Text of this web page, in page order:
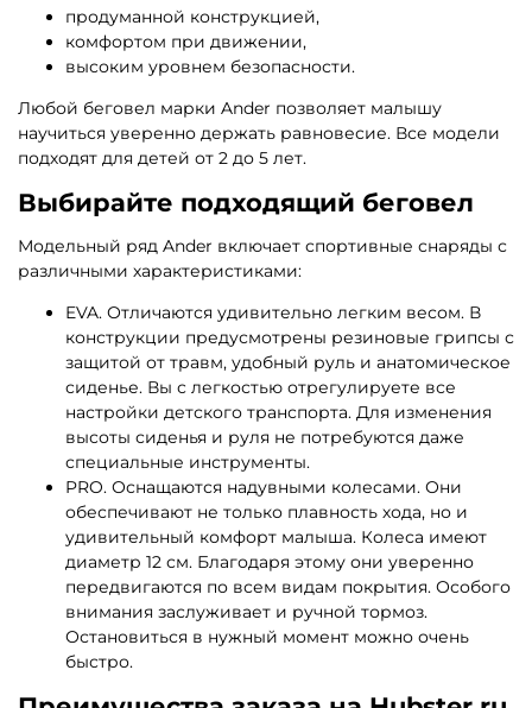
продуманной конструкцией,
комфортом при движении,
высоким уровнем безопасности.
Любой беговел марки Ander позволяет малышу
научиться уверенно держать равновесие. Все модели
подходят для детей от 2 до 5 лет.
Выбирайте подходящий беговел
Модельный ряд Ander включает спортивные снаряды с
различными характеристиками:
EVA. Отличаются удивительно легким весом. В
конструкции предусмотрены резиновые грипсы с
защитой от травм, удобный руль и анатомическое
сиденье. Вы с легкостью отрегулируете все
настройки детского транспорта. Для изменения
высоты сиденья и руля не потребуются даже
специальные инструменты.
PRO. Оснащаются надувными колесами. Они
обеспечивают не только плавность хода, но и
удивительный комфорт малыша. Колеса имеют
диаметр 12 см. Благодаря этому они уверенно
передвигаются по всем видам покрытия. Особого
внимания заслуживает и ручной тормоз.
Остановиться в нужный момент можно очень
быстро.